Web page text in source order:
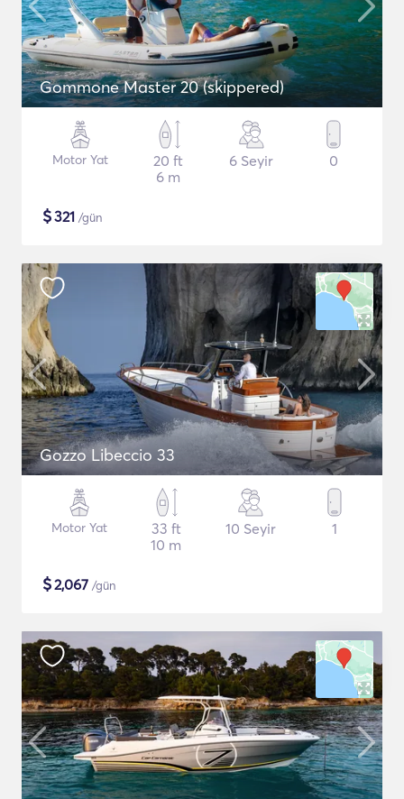
Gommone Master 20 (skippered)
Motor Yat
20 ft
6 m
6 Seyir 0
$321 /gün
Gozzo Libeccio 33
Motor Yat
33 ft
10 m
10 Seyir 1
$2,067 /gün